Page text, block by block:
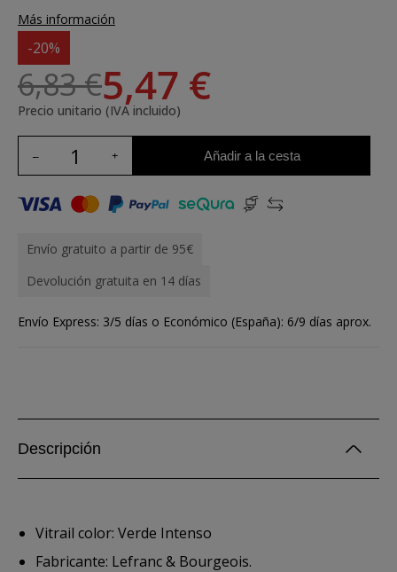
Más información
-20%
6,83 €5,47 €
Precio unitario (IVA incluido)
Añadir a la cesta
Envío gratuito a partir de 95€
Devolución gratuita en 14 días
Envío Express: 3/5 días o Económico (España): 6/9 días aprox.
Descripción
Vitrail color: Verde Intenso
Fabricante: Lefranc & Bourgeois.